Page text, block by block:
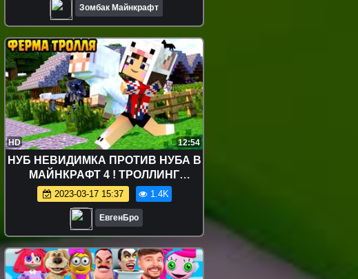
Зомбак Майнкрафт
HD 12:54
НУБ НЕВИДИМКА ПРОТИВ НУБА В
МАЙНКРАФТ 4 ! ТРОЛЛИНГ
НУБИКА В MINECRAFT Мультик
Майнкрафт
2023-03-17 15:37 1.4K
ЕвгенБро